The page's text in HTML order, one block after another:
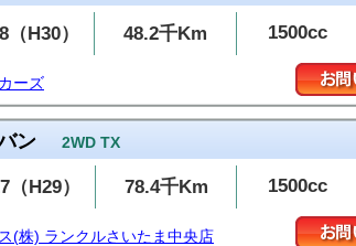
（H30） 48.2千Km 1500cc
ーズ
ン 2WD TX
（H29） 78.4千Km 1500cc
(株) ランクルさいたま中央店